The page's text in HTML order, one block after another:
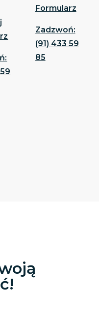
Formularz
Zadzwoń:
(91) 433 59
85